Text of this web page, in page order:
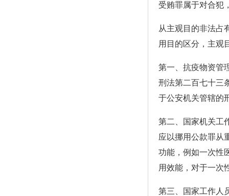
受贿罪属于对合犯
从主观目的非法占
用目的区分，主观
第一、抗疫物资管
刑法第二百七十三
于公安机关管辖的
第二、国家机关工
应以挪用公款罪从
功能，例如一次性
用效能，对于一次
第三、国家工作人